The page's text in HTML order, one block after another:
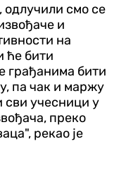
смо се
и
на
ће бити
грађанима бити
па чак и маржу
сви учесници у
преко
рекао је